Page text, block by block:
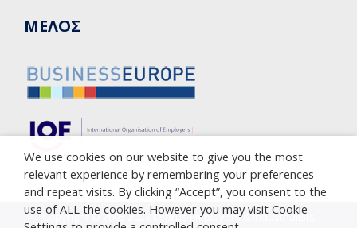
ΜΕΛΟΣ
Copyright © 2005-2023 Cyprus Employers & Industrialists
We use cookies on our website to give you the most
relevant experience by remembering your preferences
and repeat visits. By clicking “Accept”, you consent to the
use of ALL the cookies. However you may visit Cookie